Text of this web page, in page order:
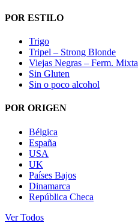
POR ESTILO
Trigo
Tripel – Strong Blonde
Viejas Negras – Ferm. Mixta
Sin Gluten
Sin o poco alcohol
POR ORIGEN
Bélgica
España
USA
UK
Países Bajos
Dinamarca
República Checa
Ver Todos